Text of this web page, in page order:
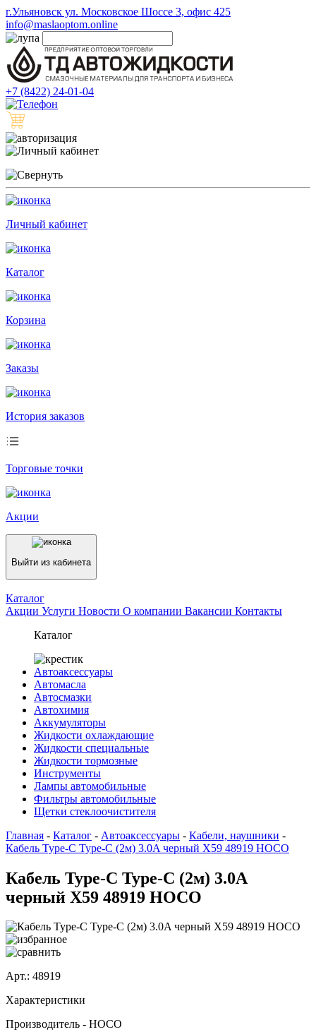
г.Ульяновск ул. Московское Шоссе 3, офис 425
info@maslaoptom.online
+7 (8422) 24-01-04
Личный кабинет
Каталог
Корзина
Заказы
История заказов
Торговые точки
Акции
Выйти из кабинета
Каталог
Акции Услуги Новости О компании Вакансии Контакты
Каталог
Автоаксессуары
Автомасла
Автосмазки
Автохимия
Аккумуляторы
Жидкости охлаждающие
Жидкости специальные
Жидкости тормозные
Инструменты
Лампы автомобильные
Фильтры автомобильные
Щетки стеклоочистителя
Главная - Каталог - Автоаксессуары - Кабели, наушники -
Кабель Type-C Type-С (2м) 3.0A черный X59 48919 HOCO
Кабель Type-C Type-С (2м) 3.0A
черный X59 48919 HOCO
Арт.: 48919
Характеристики
Производитель - HOCO